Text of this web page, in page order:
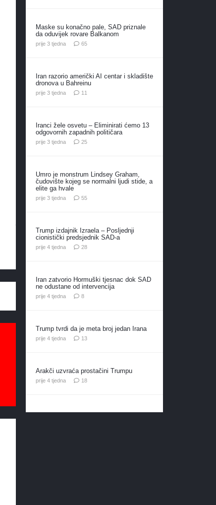
Maske su konačno pale, SAD priznale
da oduvijek rovare Balkanom
prije 3 tjedna 65komentara
Iran razorio američki AI centar i skladište
dronova u Bahreinu
prije 3 tjedna 11
Iranci žele osvetu – Eliminirati ćemo 13
odgovornih zapadnih političara
prije 3 tjedna 25komentara
Umro je monstrum Lindsey Graham,
čudovište kojeg se normalni ljudi stide, a
elite ga hvale
prije 3 tjedna 55komentara
Trump izdajnik Izraela – Posljednji
cionistički predsjednik SAD-a
prije 4 tjedna 28komentara
Iran zatvorio Hormuški tjesnac dok SAD
ne odustane od intervencija
prije 4 tjedna 8komentara
Trump tvrdi da je meta broj jedan Irana
prije 4 tjedna 13komentara
Arakči uzvraća prostačini Trumpu
prije 4 tjedna 18komentara